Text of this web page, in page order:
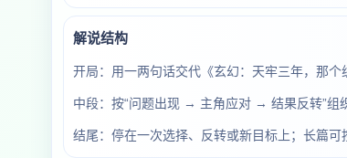
解说结构
开局：用一两句话交代《玄幻：天牢三年，那个
中段：按“问题出现 → 主角应对 → 结果反转”组
结尾：停在一次选择、反转或新目标上；长篇可